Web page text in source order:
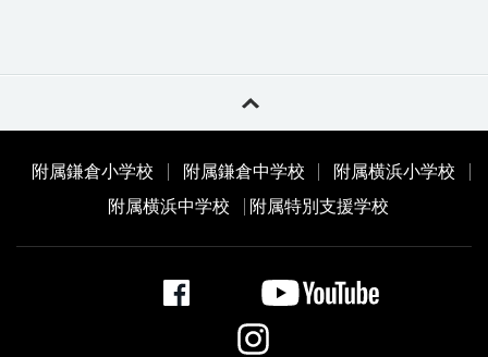
附属鎌倉小学校 附属鎌倉中学校
附属横浜小学校
附属横浜中学校
附属特別支援学校